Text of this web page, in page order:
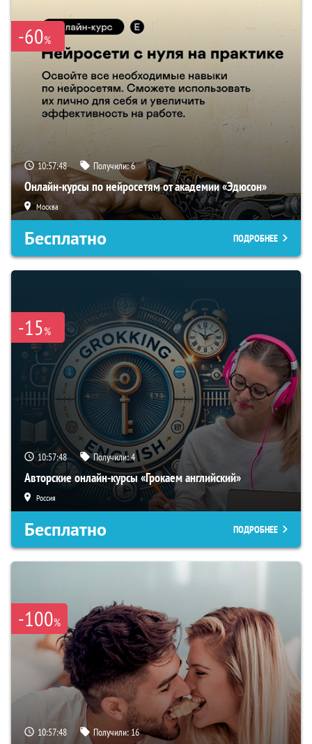
-60%
10:57:47 Получили:6
Онлайн-курсы по нейросетям от академии «Эдюсон»
Москва
Бесплатно ПОДРОБНЕЕ
-15%
10:57:47 Получили:4
Авторские онлайн-курсы «Грокаем английский»
Россия
Бесплатно ПОДРОБНЕЕ
-100%
10:57:47 Получили:16